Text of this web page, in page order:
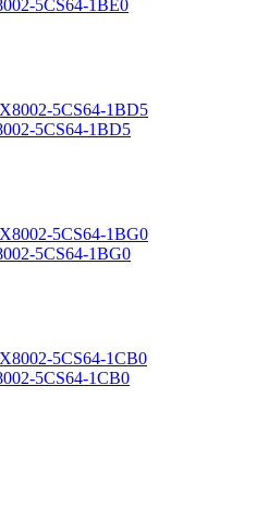
5CS64-1BE0
5CS64-1BD5
5CS64-1BG0
5CS64-1CB0